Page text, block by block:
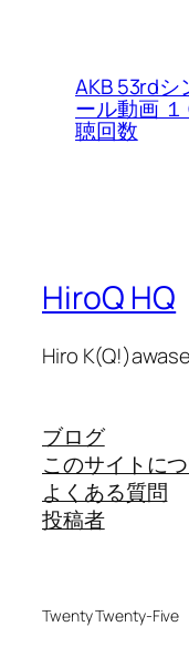
AKB 53rd
ール動画
聴回数
HiroQ HQ
Hiro
ブログ
このサイトに
よくある質問
投稿者
Twenty Twenty-Five